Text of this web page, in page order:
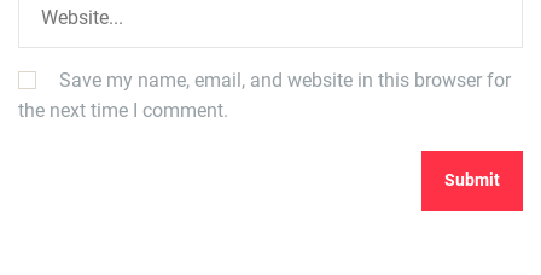
Save my name, email, and website in this browser for
the next time I comment.